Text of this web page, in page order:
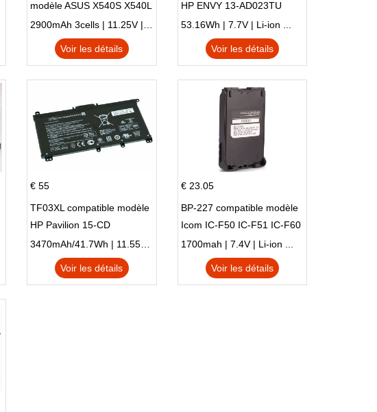
modèle ASUS X540S X540L
X540LA-SI302 X540SA
X540S
Voir les détails
HP ENVY 13-AD023TU
HSTNN-DB8C 921438-855
TPN-I128
53.16Wh | 7.7V | Li-ion ...
Voir les détails
€ 55
TF03XL compatible modèle
HP Pavilion 15-CD
Voir les détails
€ 23.05
BP-227 compatible modèle
Icom IC-F50 IC-F51 IC-F60
IC-F61 IC-M87
1700mah | 7.4V | Li-ion ...
Voir les détails